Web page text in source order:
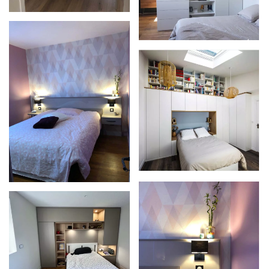
Zoom
Zoom
Zoom
Zoom